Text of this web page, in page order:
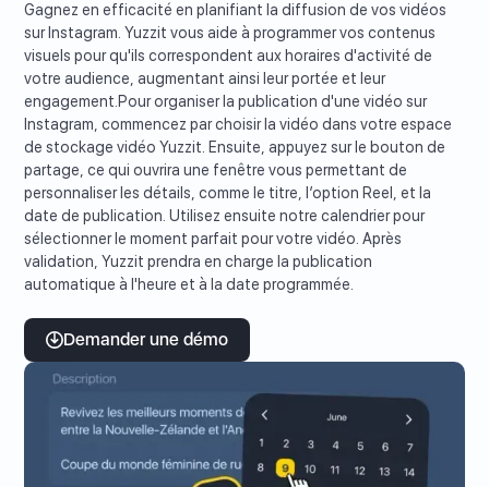
Gagnez en efficacité en planifiant la diffusion de vos vidéos
sur Instagram. Yuzzit vous aide à programmer vos contenus
visuels pour qu'ils correspondent aux horaires d'activité de
votre audience, augmentant ainsi leur portée et leur
engagement.Pour organiser la publication d'une vidéo sur
Instagram, commencez par choisir la vidéo dans votre espace
de stockage vidéo Yuzzit. Ensuite, appuyez sur le bouton de
partage, ce qui ouvrira une fenêtre vous permettant de
personnaliser les détails, comme le titre, l’option Reel, et la
date de publication. Utilisez ensuite notre calendrier pour
sélectionner le moment parfait pour votre vidéo. Après
validation, Yuzzit prendra en charge la publication
automatique à l'heure et à la date programmée.
Demander une démo